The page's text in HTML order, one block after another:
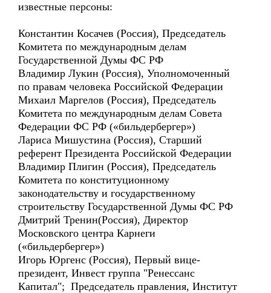
известные персоны:
Константин Косачев (Россия), Председатель
Комитета по международным делам
Государственной Думы ФС РФ
Владимир Лукин (Россия), Уполномоченный
по правам человека Российской Федерации
Михаил Маргелов (Россия), Председатель
Комитета по международным делам Совета
Федерации ФС РФ («бильдербергер»)
Лариса Мишустина (Россия), Старший
референт Президента Российской Федерации
Владимир Плигин (Россия), Председатель
Комитета по конституционному
законодательству и государственному
строительству Государственной Думы ФС РФ
Дмитрий Тренин(Россия), Директор
Московского центра Карнеги
(«бильдербергер»)
Игорь Юргенс (Россия), Первый вице-
президент, Инвест группа "Ренессанс
Капитал"; Председатель правления, Институт